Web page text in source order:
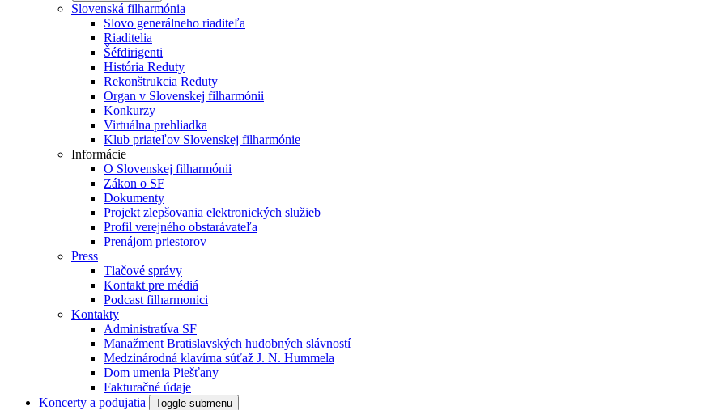
Slovenská filharmónia
Slovo generálneho riaditeľa
Riaditelia
Šéfdirigenti
História Reduty
Rekonštrukcia Reduty
Organ v Slovenskej filharmónii
Konkurzy
Virtuálna prehliadka
Klub priateľov Slovenskej filharmónie
Informácie
O Slovenskej filharmónii
Zákon o SF
Dokumenty
Projekt zlepšovania elektronických služieb
Profil verejného obstarávateľa
Prenájom priestorov
Press
Tlačové správy
Kontakt pre médiá
Podcast filharmonici
Kontakty
Administratíva SF
Manažment Bratislavských hudobných slávností
Medzinárodná klavírna súťaž J. N. Hummela
Dom umenia Piešťany
Fakturačné údaje
Koncerty a podujatia
Toggle submenu